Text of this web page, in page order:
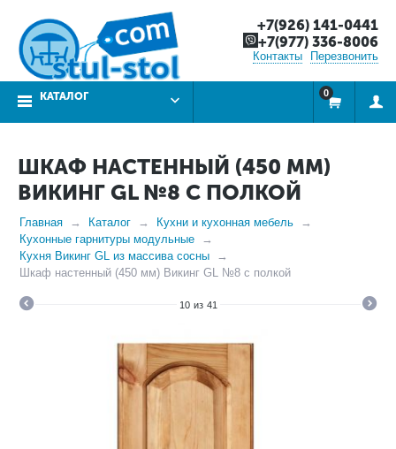
+7(926) 141-0441
+7(977) 336-8006
Контакты Перезвонить
КАТАЛОГ 0
ШКАФ НАСТЕННЫЙ (450 ММ)
ВИКИНГ GL №8 С ПОЛКОЙ
Главная Каталог
Кухни и кухонная мебель
Кухонные гарнитуры модульные
Кухня Викинг GL из массива сосны
Шкаф настенный (450 мм) Викинг GL №8 с полкой
10 из 41